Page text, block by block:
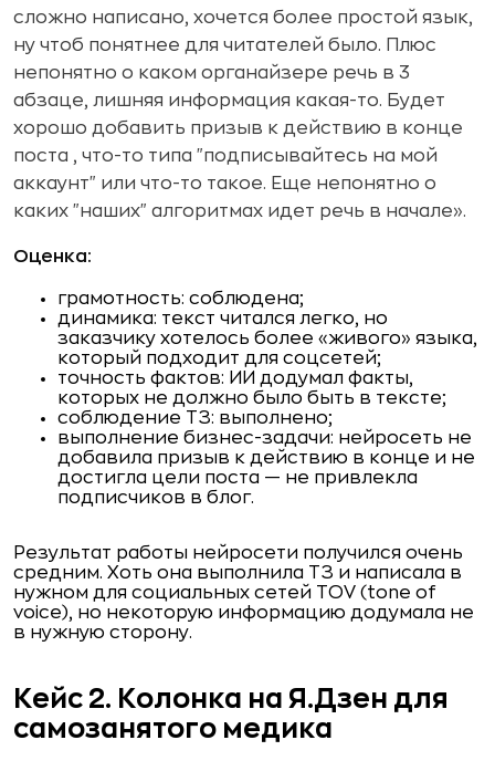
сложно написано, хочется более простой язык,
ну чтоб понятнее для читателей было. Плюс
непонятно о каком органайзере речь в 3
абзаце, лишняя информация какая-то. Будет
хорошо добавить призыв к действию в конце
поста , что-то типа "подписывайтесь на мой
аккаунт" или что-то такое. Еще непонятно о
каких "наших" алгоритмах идет речь в начале».
Оценка:
грамотность: соблюдена;
динамика: текст читался легко, но
заказчику хотелось более «живого» языка,
который подходит для соцсетей;
точность фактов: ИИ додумал факты,
которых не должно было быть в тексте;
соблюдение ТЗ: выполнено;
выполнение бизнес-задачи: нейросеть не
добавила призыв к действию в конце и не
достигла цели поста — не привлекла
подписчиков в блог.
Результат работы нейросети получился очень
средним. Хоть она выполнила ТЗ и написала в
нужном для социальных сетей TOV (tone of
voice), но некоторую информацию додумала не
в нужную сторону.
Кейс 2. Колонка на Я.Дзен для
самозанятого медика